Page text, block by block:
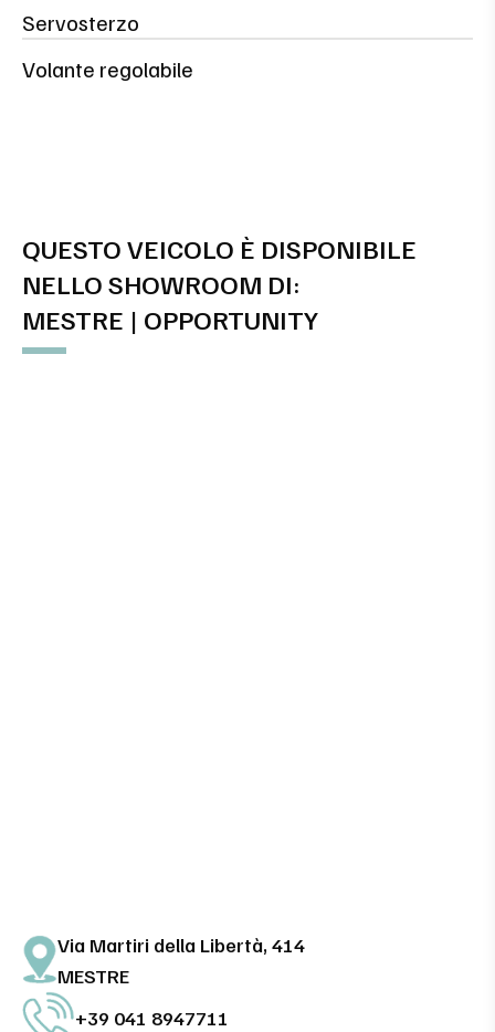
Servosterzo
Volante regolabile
QUESTO VEICOLO È DISPONIBILE
NELLO SHOWROOM DI:
MESTRE | OPPORTUNITY
Via Martiri della Libertà, 414
MESTRE
+39 041 8947711